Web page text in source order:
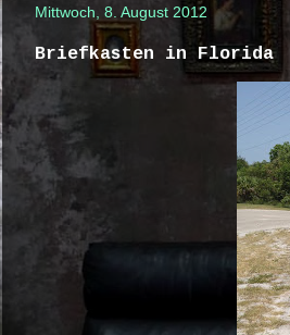
Mittwoch, 8. August 2012
Briefkasten in Florida